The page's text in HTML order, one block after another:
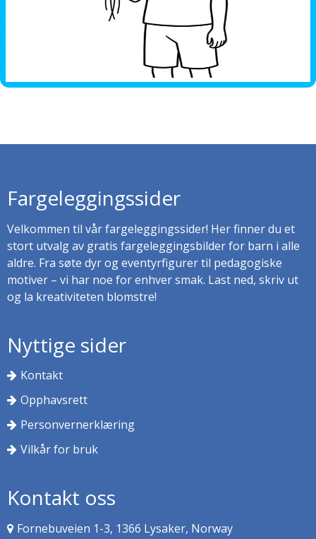
Fargeleggingssider
Velkommen til vår fargeleggingssider! Her finner du et
stort utvalg av gratis fargeleggingsbilder for barn i alle
aldre. Fra søte dyr og eventyrfigurer til pedagogiske
motiver – vi har noe for enhver smak. Last ned, skriv ut
og la kreativiteten blomstre!
Nyttige sider
Kontakt
Opphavsrett
Personvernerklæring
Vilkår for bruk
Kontakt oss
Fornebuveien 1-3, 1366 Lysaker, Norway